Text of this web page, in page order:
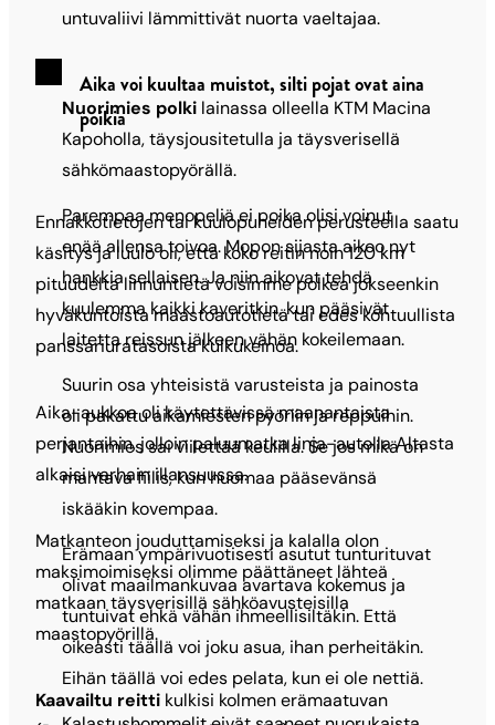
untuvaliivi lämmittivät nuorta vaeltajaa.
Nuorimies polki lainassa olleella KTM Macina
Kapoholla, täysjousitetulla ja täysverisellä
sähkömaastopyörällä.
Parempaa menopeliä ei poika olisi voinut
enää allensa toivoa. Mopon sijasta aikoo nyt
hankkia sellaisen. Ja niin aikovat tehdä
kuulemma kaikki kaveritkin, kun pääsivät
laitetta reissun jälkeen vähän kokeilemaan.
Suurin osa yhteisistä varusteista ja painosta
oli pakattu aikamiesten pyöriin ja reppuihin.
Nuorimies sai viilettää keulilla. Se jos mikä on
mahtava fiilis, kun huomaa pääsevänsä
iskääkin kovempaa.
Erämaan ympärivuotisesti asutut tunturituvat
olivat maailmankuvaa avartava kokemus ja
tuntuivat ehkä vähän ihmeellisiltäkin. Että
oikeasti täällä voi joku asua, ihan perheitäkin.
Eihän täällä voi edes pelata, kun ei ole nettiä.
Aika voi kuultaa muistot, silti pojat ovat aina
poikia
Ennakkotietojen tai kuulopuheiden perusteella saatu
käsitys ja luulo oli, että koko reitin noin 120 km
pituudelta linnuntietä voisimme polkea jokseenkin
hyväkuntoista maastoautotietä tai edes kohtuullista
panssariuratasoista kulkukeinoa.
Aika-aukkoa oli käytettävissä maanantaista
perjantaihin, jolloin paluumatka linja-autolla Altasta
alkaisi varhain illansuussa.
Matkanteon jouduttamiseksi ja kalalla olon
maksimoimiseksi olimme päättäneet lähteä
matkaan täysverisillä sähköavusteisilla
maastopyörillä.
Kaavailtu reitti kulkisi kolmen erämaatuvan